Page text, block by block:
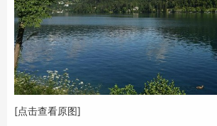
[点击查看原图]